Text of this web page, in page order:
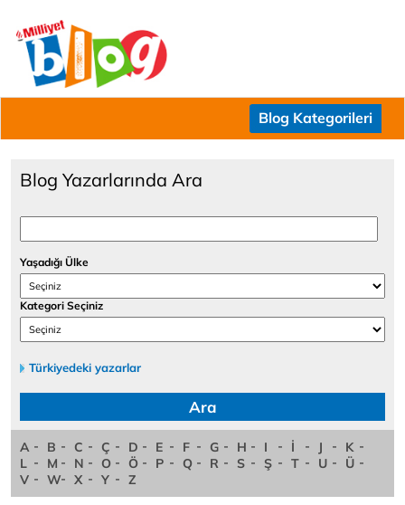
Blog Kategorileri
Blog Yazarlarında Ara
Yaşadığı Ülke
Kategori Seçiniz
Türkiyedeki yazarlar
A B C Ç D E F G H I İ J
K
L
M N O Ö P Q R S Ş T U
Ü
V
W X Y Z